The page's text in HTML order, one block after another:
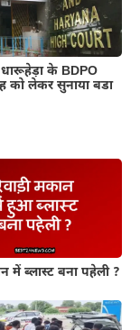
धारूहेड़ा के BDPO
को लेकर सुनाया बडा
में ब्लास्ट बना पहेली ?